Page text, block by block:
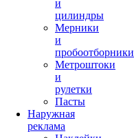
и
цилиндры
Мерники
и
пробоотборники
Метроштоки
и
рулетки
Пасты
Наружная
реклама